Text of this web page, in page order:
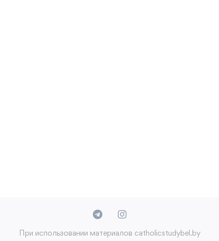
При использовании материалов catholicstudybel.by